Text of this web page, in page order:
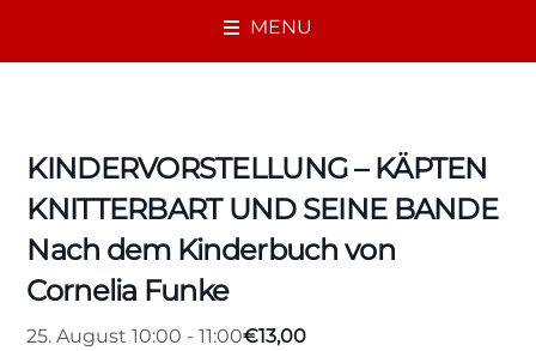
MENU
KINDERVORSTELLUNG – KÄPTEN
KNITTERBART UND SEINE BANDE
Nach dem Kinderbuch von
Cornelia Funke
25. August 10:00 -11:00€13,00